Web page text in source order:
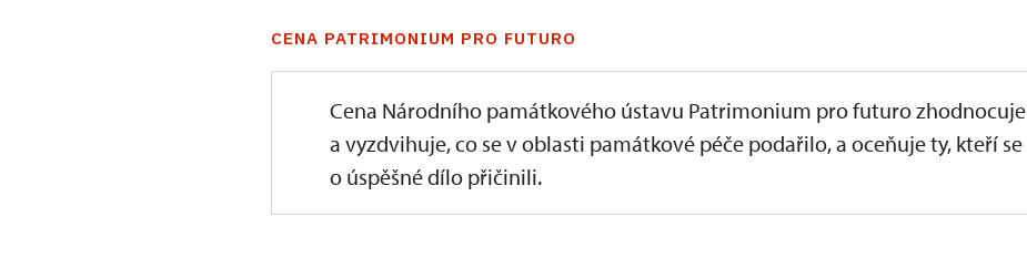
CENA PATRIMONIUM PRO FUTURO
Cena Národního památkového ústavu Patrimonium pro futuro zhodnocuje
a vyzdvihuje, co se v oblasti památkové péče podařilo, a oceňuje ty, kteří se
o úspěšné dílo přičinili.